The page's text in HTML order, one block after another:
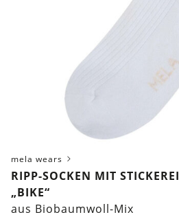
mela wears
RIPP-SOCKEN MIT STICKEREI
„BIKE“
aus Biobaumwoll-Mix